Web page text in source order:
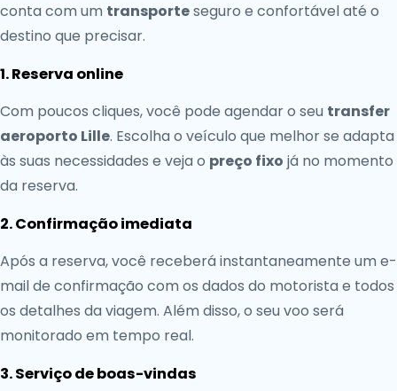
conta com um transporteseguro e confortável até o
destino que precisar.
1. Reserva online
Com poucos cliques, você pode agendar o seu transfer
aeroporto Lille. Escolha o veículo que melhor se adapta
às suas necessidades e veja o preço fixo já no momento
da reserva.
2. Confirmação imediata
Após a reserva, você receberá instantaneamente um e-
mail de confirmação com os dados do motorista e todos
os detalhes da viagem. Além disso, o seu voo será
monitorado em tempo real.
3. Serviço de boas-vindas